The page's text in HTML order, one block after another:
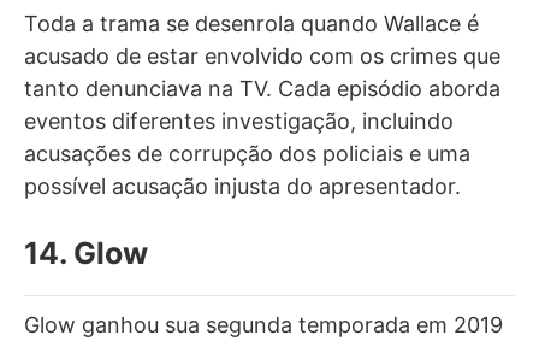
Toda a trama se desenrola quando Wallace é
acusado de estar envolvido com os crimes que
tanto denunciava na TV. Cada episódio aborda
eventos diferentes investigação, incluindo
acusações de corrupção dos policiais e uma
possível acusação injusta do apresentador.
14. Glow
Glow ganhou sua segunda temporada em 2019